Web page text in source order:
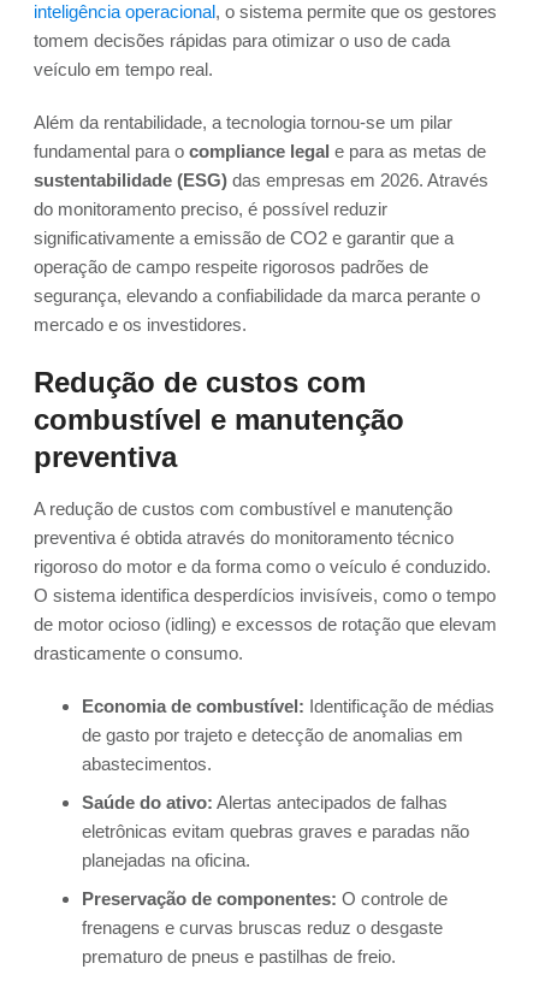
inteligência operacional, o sistema permite que os gestores
tomem decisões rápidas para otimizar o uso de cada
veículo em tempo real.
Além da rentabilidade, a tecnologia tornou-se um pilar
fundamental para o compliance legal e para as metas de
sustentabilidade (ESG) das empresas em 2026. Através
do monitoramento preciso, é possível reduzir
significativamente a emissão de CO2 e garantir que a
operação de campo respeite rigorosos padrões de
segurança, elevando a confiabilidade da marca perante o
mercado e os investidores.
Redução de custos com
combustível e manutenção
preventiva
A redução de custos com combustível e manutenção
preventiva é obtida através do monitoramento técnico
rigoroso do motor e da forma como o veículo é conduzido.
O sistema identifica desperdícios invisíveis, como o tempo
de motor ocioso (idling) e excessos de rotação que elevam
drasticamente o consumo.
Economia de combustível: Identificação de médias
de gasto por trajeto e detecção de anomalias em
abastecimentos.
Saúde do ativo: Alertas antecipados de falhas
eletrônicas evitam quebras graves e paradas não
planejadas na oficina.
Preservação de componentes: O controle de
frenagens e curvas bruscas reduz o desgaste
prematuro de pneus e pastilhas de freio.